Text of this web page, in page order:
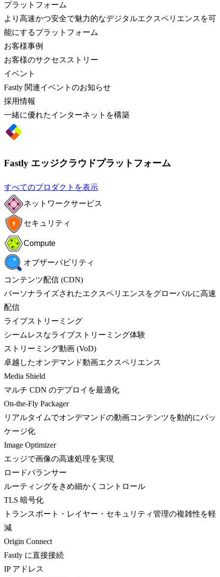
プラットフォーム
より高速かつ安全で魅力的なデジタルエクスペリエンスを可
能にするプラットフォーム
お客様事例
お客様のサクセスストリー
イベント
Fastly 関連イベントのお知らせ
採用情報
一緒に優れたインターネットを構築
Fastly エッジクラウドプラットフォーム
すべてのプロダクトを表示
ネットワークサービス
セキュリティ
Compute
オブザーバビリティ
コンテンツ配信 (CDN)
パーソナライズされたエクスペリエンスをグローバルに高速
配信
ライブストリーミング
シームレスなライブストリーミング体験
ストリーミング動画 (VoD)
卓越したオンデマンド動画エクスペリエンス
Media Shield
マルチ CDN のデプロイを最適化
On-the-Fly Packager
リアルタイムでオンデマンドの動画コンテンツを動的にパッ
ケージ化
Image Optimizer
エッジで画像の高速処理を実現
ロードバランサー
ルーティングをきめ細かくコントロール
TLS 暗号化
トランスポート・レイヤー・セキュリティ管理の複雑性を軽
減
Origin Connect
Fastly に直接接続
IP アドレス